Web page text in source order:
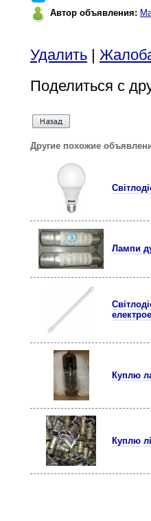
Автор объявления:
Удалить |
Поделиться с
Другие похожие
Лампи
Куплю
Куплю